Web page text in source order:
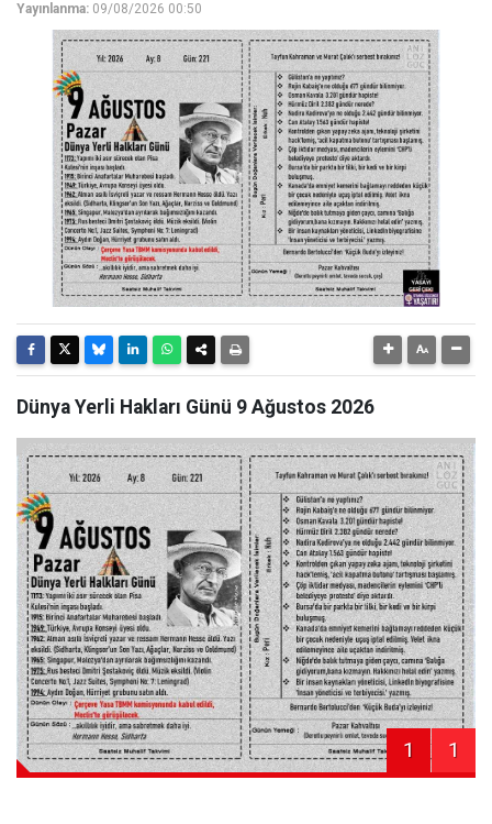
Yayınlanma: 09/08/2026 00:50
Dünya Yerli Hakları Günü 9 Ağustos 2026
1 1